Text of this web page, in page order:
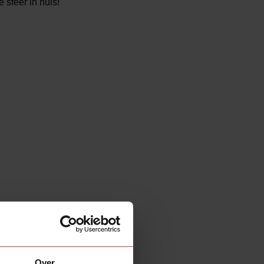
Product Type lamp
2dekansje (1)
Product Vaste module in armatuur